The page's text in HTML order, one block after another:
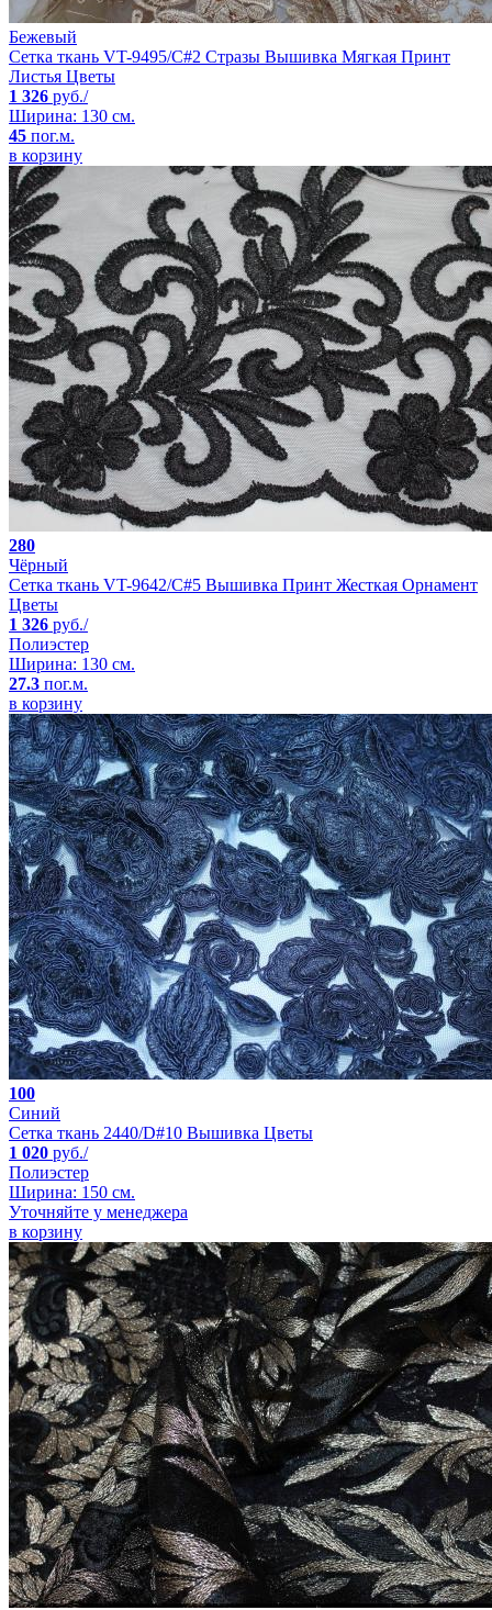
Бежевый
Сетка ткань VT-9495/C#2 Стразы Вышивка Мягкая Принт
Листья Цветы
1 326 руб./
Ширина: 130 см.
45 пог.м.
в корзину
280
Чёрный
Сетка ткань VT-9642/C#5 Вышивка Принт Жесткая Орнамент
Цветы
1 326 руб./
Полиэстер
Ширина: 130 см.
27.3 пог.м.
в корзину
100
Синий
Сетка ткань 2440/D#10 Вышивка Цветы
1 020 руб./
Полиэстер
Ширина: 150 см.
Уточняйте у менеджера
в корзину